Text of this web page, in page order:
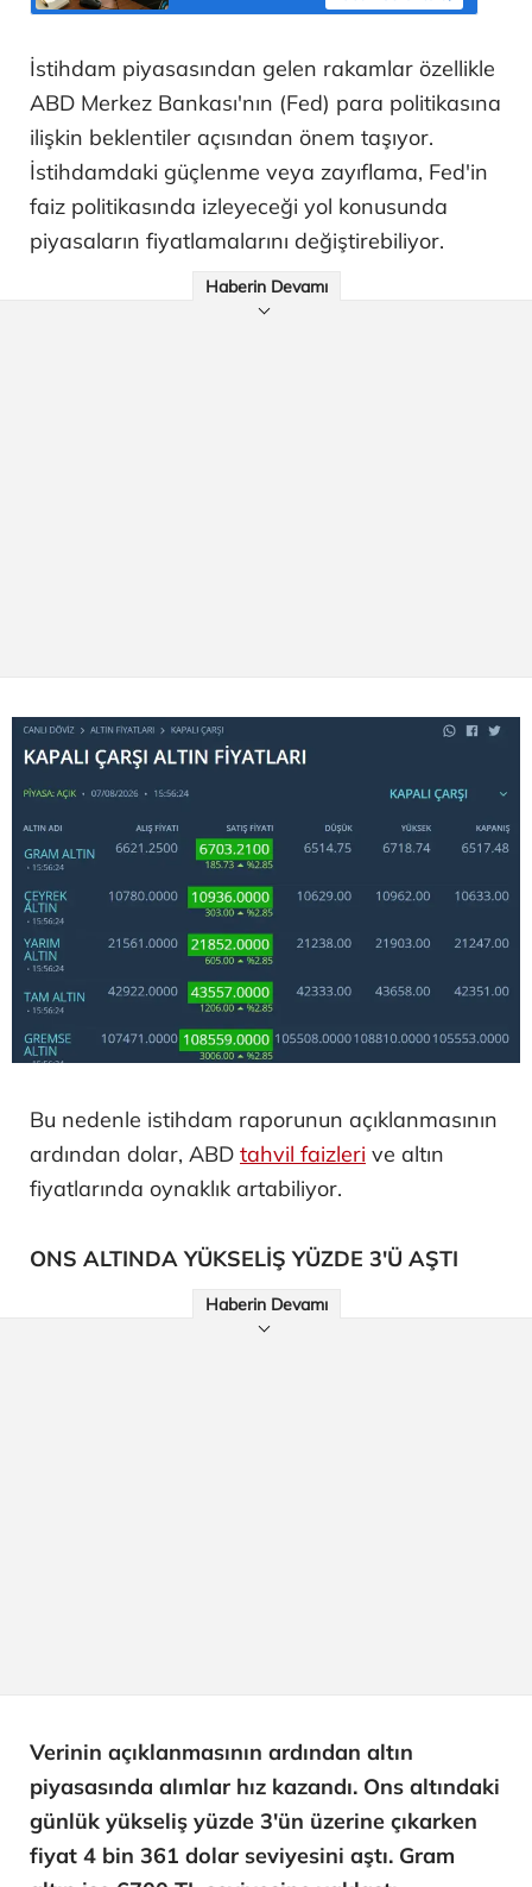
İstihdam piyasasından gelen rakamlar özellikle
ABD Merkez Bankası'nın (Fed) para politikasına
ilişkin beklentiler açısından önem taşıyor.
İstihdamdaki güçlenme veya zayıflama, Fed'in
faiz politikasında izleyeceği yol konusunda
piyasaların fiyatlamalarını değiştirebiliyor.
Haberin Devamı
Bu nedenle istihdam raporunun açıklanmasının
ardından dolar, ABD tahvil faizleri ve altın
fiyatlarında oynaklık artabiliyor.
ONS ALTINDA YÜKSELİŞ YÜZDE 3'Ü AŞTI
Haberin Devamı
Verinin açıklanmasının ardından altın
piyasasında alımlar hız kazandı. Ons altındaki
günlük yükseliş yüzde 3'ün üzerine çıkarken
fiyat 4 bin 361 dolar seviyesini aştı. Gram